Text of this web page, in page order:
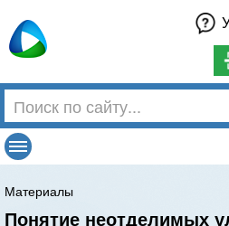
Материалы
Понятие неотделимых